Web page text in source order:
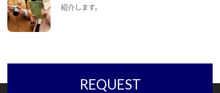
紹介します。
REQUEST